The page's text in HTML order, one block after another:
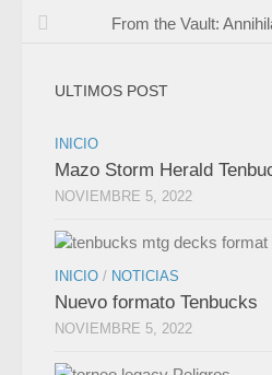
From the Vault:
ULTIMOS POST
INICIO
Mazo Storm Herald
NOVIEMBRE 5, 2022
INICIO / NOTICIAS
Nuevo formato Tenbucks
NOVIEMBRE 5, 2022